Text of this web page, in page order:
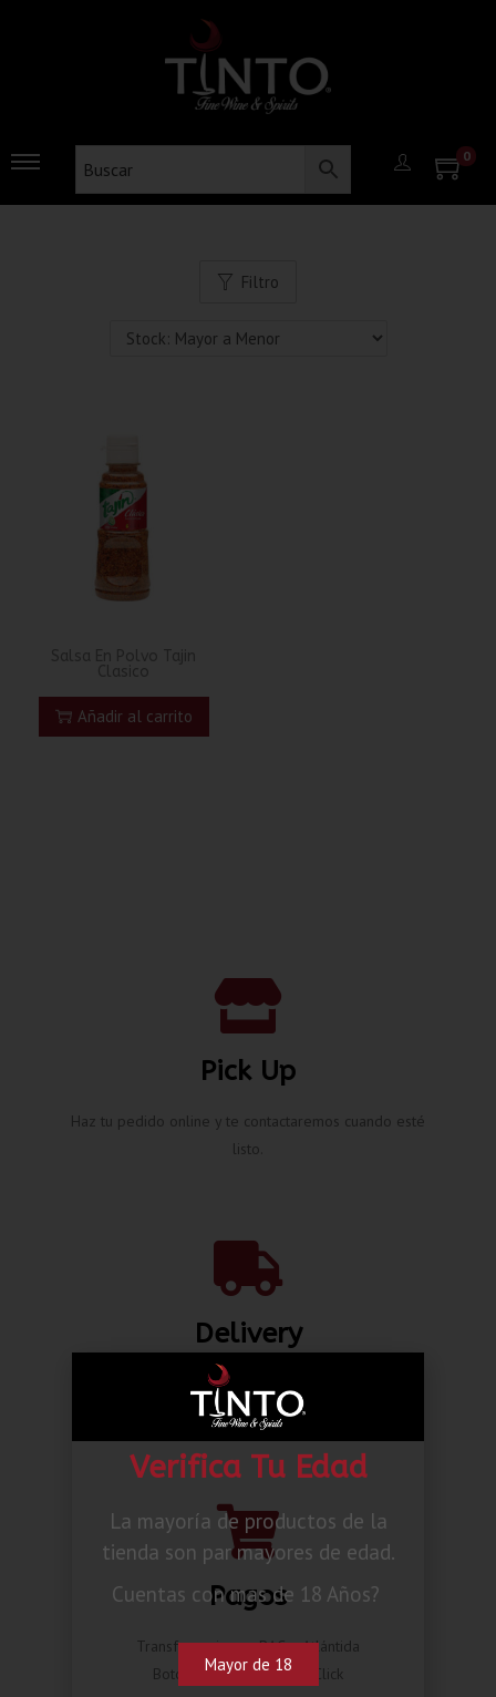
0
Filtro
Añadir al carrito
Pick Up
Haz tu pedido online y te contactaremos cuando esté
listo.
Delivery
Envíos nacionales hasta la puerta de tu casa desde L.
80.00*
Pagos
Transferencia por BAC o Atlántida
Botón de pago Compra Click
Verifica Tu Edad
La mayoría de productos de la
tienda son par mayores de edad.
Cuentas con mas de 18 Años?
Mayor de 18